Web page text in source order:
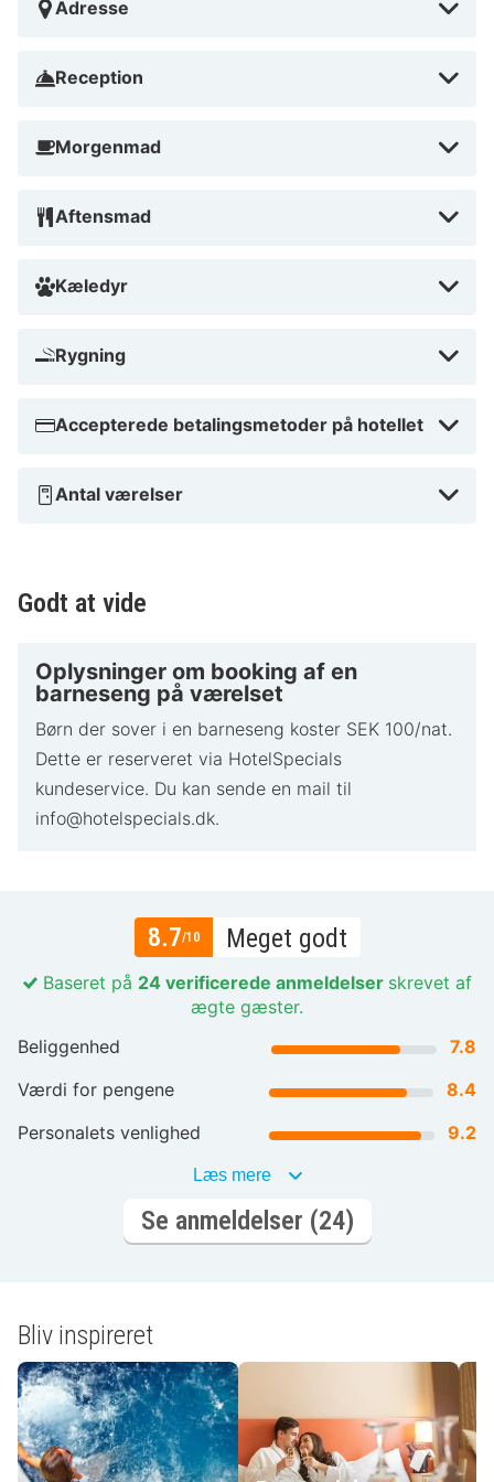
​Blommenhof Hotell ligger i Nyköping, kun 800 meter
Skavsta Lufthavn, en time til Stockholm, 40 minutter
simpelthen!
Google Translate
Adresse
Reception
Morgenmad
Aftensmad
Kæledyr
Rygning
Accepterede betalingsmetoder på hotellet
Antal værelser
Godt at vide
Oplysninger om booking af en
barneseng på værelset
Børn der sover i en barneseng koster SEK 100/nat.
Dette er reserveret via HotelSpecials
kundeservice. Du kan sende en mail til
info@hotelspecials.dk.
8.7/10 Meget godt
Baseret på 24 verificerede anmeldelser skrevet af
ægte gæster.
Beliggenhed
7.8
Værdi for pengene
8.4
Personalets venlighed
9.2
Læs mere
Se anmeldelser (24)
Bliv inspireret